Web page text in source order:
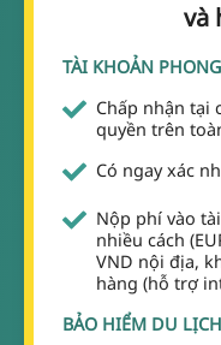
và
TÀI KHOẢN
Chấp nhận tại
quyền trên
Có ngay xác
Nộp phí vào
nhiều cách
VND nội địa,
hàng (hỗ trợ
BẢO HIỂM DU